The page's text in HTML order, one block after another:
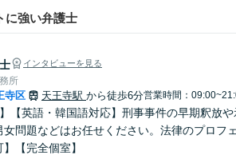
に強い弁護士
インタビューを見る
所
寺区 天王寺駅 から徒歩6分営業時間：
】【英語・韓国語対応】刑事事件の早期釈放
女問題などはお任せください。法律のプロフ
【完全個室】